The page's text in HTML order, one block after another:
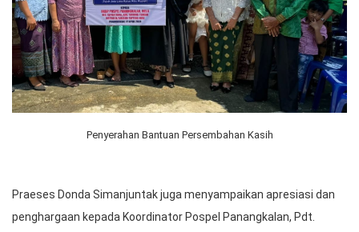
Penyerahan Bantuan Persembahan Kasih
Praeses Donda Simanjuntak juga menyampaikan apresiasi dan
penghargaan kepada Koordinator Pospel Panangkalan, Pdt.